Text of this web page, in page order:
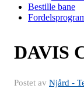
Bestille bane
DAVIS
Postet av Njård -